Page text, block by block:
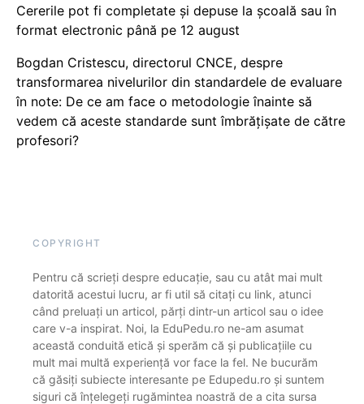
Cererile pot fi completate și depuse la școală sau în
format electronic până pe 12 august
Bogdan Cristescu, directorul CNCE, despre
transformarea nivelurilor din standardele de evaluare
în note: De ce am face o metodologie înainte să
vedem că aceste standarde sunt îmbrățișate de către
profesori?
COPYRIGHT
Pentru că scrieți despre educație, sau cu atât mai mult
datorită acestui lucru, ar fi util să citați cu link, atunci
când preluați un articol, părți dintr-un articol sau o idee
care v-a inspirat. Noi, la EduPedu.ro ne-am asumat
această conduită etică și sperăm că și publicațiile cu
mult mai multă experiență vor face la fel. Ne bucurăm
că găsiți subiecte interesante pe Edupedu.ro și suntem
siguri că înțelegeți rugămintea noastră de a cita sursa